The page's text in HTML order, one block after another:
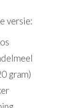
versie:
gram)